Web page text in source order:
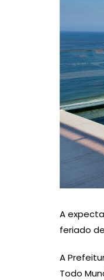
A
feriado
A
Todo